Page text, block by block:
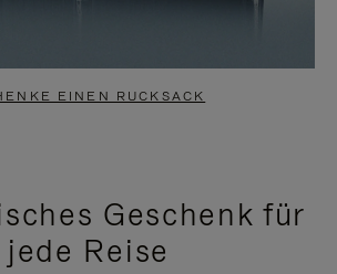
EINEN RUCKSACK
Geschenk für
jede Reise